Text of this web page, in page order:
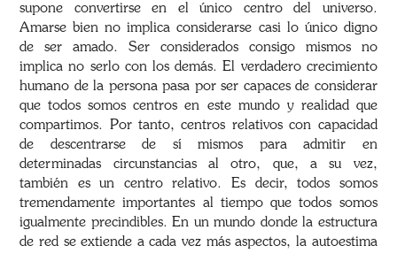
supone convertirse en el único centro del universo.
Amarse bien no implica considerarse casi lo único digno
de ser amado. Ser considerados consigo mismos no
implica no serlo con los demás. El verdadero crecimiento
humano de la persona pasa por ser capaces de considerar
que todos somos centros en este mundo y realidad que
compartimos. Por tanto, centros relativos con capacidad
de descentrarse de sí mismos para admitir en
determinadas circunstancias al otro, que, a su vez,
también es un centro relativo. Es decir, todos somos
tremendamente importantes al tiempo que todos somos
igualmente precindibles. En un mundo donde la estructura
de red se extiende a cada vez más aspectos, la autoestima